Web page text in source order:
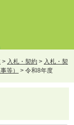
> 入札・契約 > 入札・契
等） > 令和8年度